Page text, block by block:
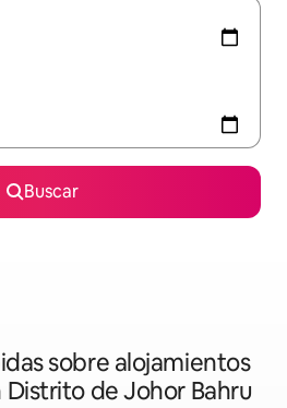
Buscar
sobre alojamientos
de Johor Bahru